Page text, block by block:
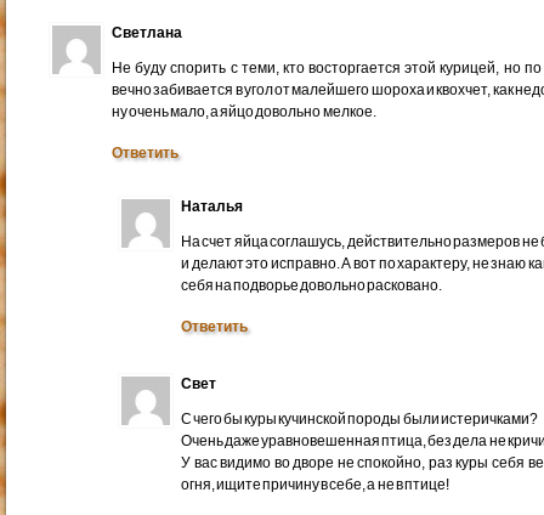
Светлана
Не буду спорить с теми, кто восторгается этой курицей, но
вечно забивается в угол от малейшего шороха и квохчет, как
ну очень мало, а яйцо довольно мелкое.
Ответить
Наталья
На счет яйца соглашусь, действительно размеров
и делают это исправно. А вот по характеру, не знаю
себя на подворье довольно расковано.
Ответить
Свет
С чего бы куры кучинской породы были истеричками?
Очень даже уравновешенная птица, без дела не
У вас видимо во дворе не спокойно, раз куры себя
огня, ищите причину в себе, а не в птице!